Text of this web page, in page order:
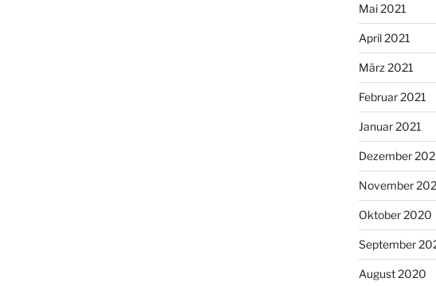
Mai 2021
April 2021
März 2021
Februar 2021
Januar 2021
Dezember
November
Oktober 2020
September
August 2020